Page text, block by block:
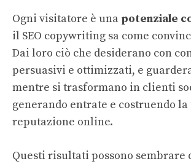
Ogni visitatore è una potenziale
il SEO copywriting sa come
Dai loro ciò che desiderano con
persuasivi e ottimizzati, e
mentre si trasformano in clienti
generando entrate e costruendo la
reputazione online.
Questi risultati possono sembrare